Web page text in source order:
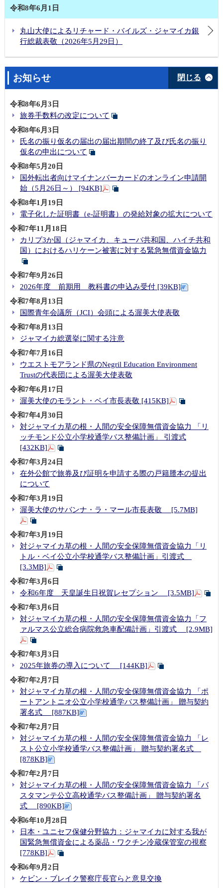
令和8年6月1日
丸山大使によるリチャード・バイルズ・ジャマイカ銀
行総裁表敬（2026年5月29日）
お知らせ 閉じる
令和8年6月3日
旅券手数料の改定について
令和8年6月3日
氏名の振り仮名の届出の届出期間の終了及び氏名の振り
仮名の申出について
令和8年5月20日
国外転出者向けマイナンバーカードのオンライン申請開
始（5月26日～） [94KB]
令和8年1月19日
電子化した証明書（e-証明書）の発給対象の拡大について
令和7年11月18日
カリブ3か国（ジャマイカ、キューバ共和国、ハイチ共和
国）におけるハリケーン被害に対する緊急無償資金協力
令和7年9月26日
2026年度 前期用 教科書の申込み受付 [39KB]
令和7年8月13日
国際青年会議所（JCI）会頭による渥美大使表敬
令和7年8月13日
ジャマイカ総選挙に関する注意
令和7年7月16日
ウエストモアランド県のNegril Education Environment
Trustの代表団による渥美大使表敬
令和7年6月17日
渥美大使のモラント・ベイ市長表敬 [415KB]
令和7年4月30日
対ジャマイカ草の根・人間の安全保障無償資金協力 「リ
ッチモンド公立小学校通学バス整備計画」 引渡式
[432KB]
令和7年3月24日
在外公館で旅券及び証明を申請する際の戸籍謄本の提出
について
令和7年3月19日
渥美大使のサバンナ・ラ・マール市長表敬 [5.7MB]
令和7年3月19日
対ジャマイカ草の根・人間の安全保障無償資金協力「リ
トル・ベイ公立小学校通学バス整備計画」引渡式
[3.3MB]
令和7年3月6日
令和6年度 天皇誕生日祝賀レセプション [3.5MB]
令和7年3月6日
対ジャマイカ草の根・人間の安全保障無償資金協力「フ
ァルマス公立総合病院救急車配備計画」引渡式 [2.9MB]
令和7年3月3日
2025年旅券の導入について [144KB]
令和7年2月7日
対ジャマイカ草の根・人間の安全保障無償資金協力 「ポ
ートアントニオ公立小学校通学バス整備計画」 贈与契約
署名式 [887KB]
令和7年2月7日
対ジャマイカ草の根・人間の安全保障無償資金協力 「レ
スト公立小学校通学バス整備計画」 贈与契約署名式
[878KB]
令和7年2月7日
対ジャマイカ草の根・人間の安全保障無償資金協力 「バ
スタマンテ公立高校通学バス整備計画」 贈与契約署名
式 [890KB]
令和6年10月28日
日本・ユニセフ保健分野協力：ジャマイカに対する我が
国緊急無償資金による薬品・ワクチン冷蔵保管室の視察
[778KB]
令和6年9月2日
ケビン・ブレイク警察庁長官らと意見交換